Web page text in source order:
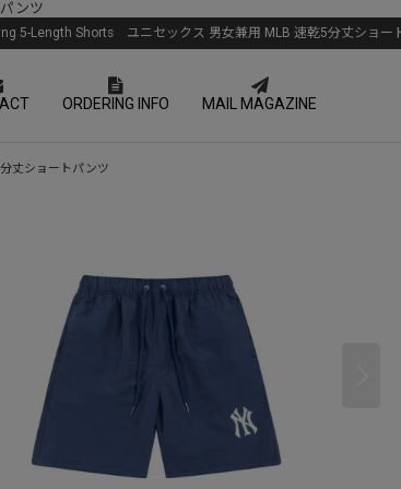
ンツ
5-Length Shorts ユニセックス 男女兼用 MLB 速乾5分丈ショー
ORDERING INFO MAIL MAGAZINE
丈ショートパンツ